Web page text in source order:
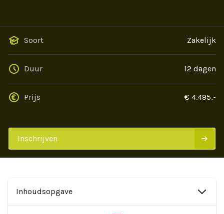
Soort Zakelijk
Duur 12 dagen
Prijs € 4.495,-
Inschrijven
Inhoudsopgave